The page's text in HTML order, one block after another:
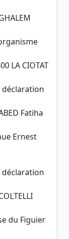
LA CIOTAT
déclaration
Fatiha
Ernest
déclaration
du Figuier